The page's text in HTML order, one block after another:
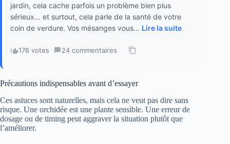
jardin, cela cache parfois un problème bien plus
sérieux… et surtout, cela parle de la santé de votre
coin de verdure. Vos mésanges vous... Lire la suite
176 votes · 24 commentaires ·
Précautions indispensables avant d’essayer
Ces astuces sont naturelles, mais cela ne veut pas dire sans
risque. Une orchidée est une plante sensible. Une erreur de
dosage ou de timing peut aggraver la situation plutôt que
l’améliorer.